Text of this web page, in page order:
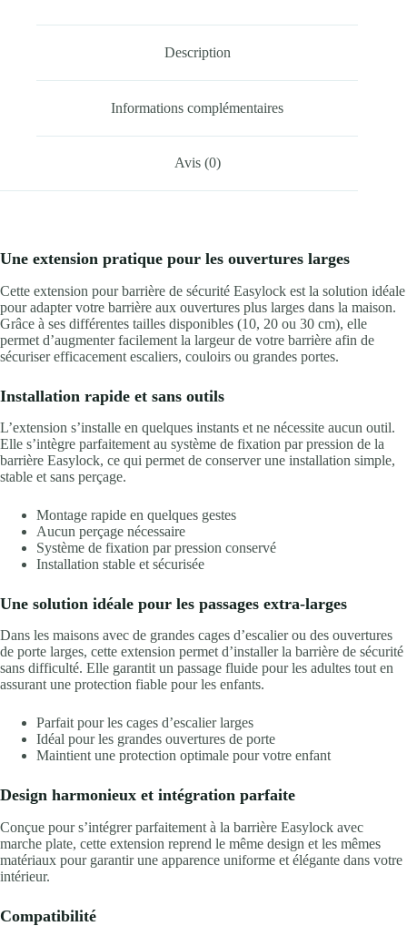
Description
Informations complémentaires
Avis (0)
Une extension pratique pour les ouvertures larges
Cette extension pour barrière de sécurité Easylock est la solution idéale
pour adapter votre barrière aux ouvertures plus larges dans la maison.
Grâce à ses différentes tailles disponibles (10, 20 ou 30 cm), elle
permet d’augmenter facilement la largeur de votre barrière afin de
sécuriser efficacement escaliers, couloirs ou grandes portes.
Installation rapide et sans outils
L’extension s’installe en quelques instants et ne nécessite aucun outil.
Elle s’intègre parfaitement au système de fixation par pression de la
barrière Easylock, ce qui permet de conserver une installation simple,
stable et sans perçage.
Montage rapide en quelques gestes
Aucun perçage nécessaire
Système de fixation par pression conservé
Installation stable et sécurisée
Une solution idéale pour les passages extra-larges
Dans les maisons avec de grandes cages d’escalier ou des ouvertures
de porte larges, cette extension permet d’installer la barrière de sécurité
sans difficulté. Elle garantit un passage fluide pour les adultes tout en
assurant une protection fiable pour les enfants.
Parfait pour les cages d’escalier larges
Idéal pour les grandes ouvertures de porte
Maintient une protection optimale pour votre enfant
Design harmonieux et intégration parfaite
Conçue pour s’intégrer parfaitement à la barrière Easylock avec
marche plate, cette extension reprend le même design et les mêmes
matériaux pour garantir une apparence uniforme et élégante dans votre
intérieur.
Compatibilité